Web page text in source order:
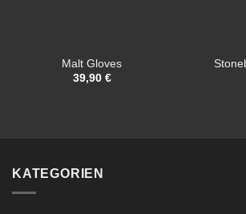
Malt Gloves
39,90 €
KATEGORIEN